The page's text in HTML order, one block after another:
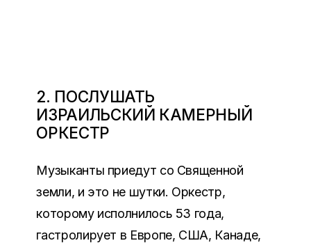
2. ПОСЛУШАТЬ
ИЗРАИЛЬСКИЙ КАМЕРНЫЙ
ОРКЕСТР
Музыканты приедут со Священной
земли, и это не шутки. Оркестр,
которому исполнилось 53 года,
гастролирует в Европе, США, Канаде,